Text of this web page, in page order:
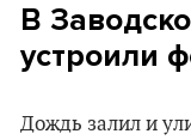
В
устроили
Дождь залил и